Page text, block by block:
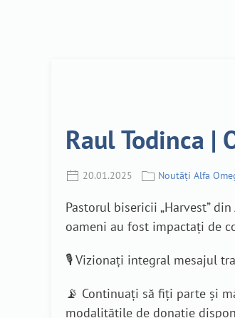
Raul Todinca |
20.01.2025 Noutăți Alfa
Pastorul bisericii „Harvest”
oameni au fost impactați de
🎙️ Vizionați integral mesajul
📡 Continuați să fiți parte și
modalitățile de donație